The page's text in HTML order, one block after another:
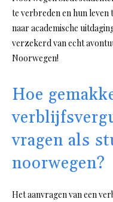
te verbreden en hun
naar academische
verzekerd van echt
Noorwegen!
Hoe
vragen als
noorwegen?
Het aanvragen van een